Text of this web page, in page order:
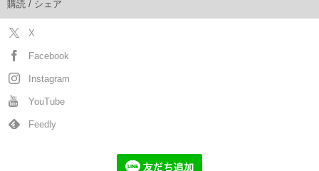
購読 / シェア
X
Facebook
Instagram
YouTube
Feedly